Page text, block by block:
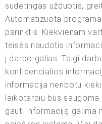
sudėtingas užduotis,
Automatizuota
parinktis. Kiekvienam
teisės naudotis
į darbo galias. Taigi
konfidencialios
informacija neribotu
laikotarpiu bus
gauti informaciją galima